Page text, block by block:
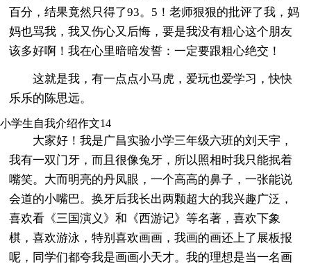
百分，结果竟然只得了93。5！老师狠狠的批评了我，妈
妈也骂我，我又伤心又后悔，要是我没有粗心这个朋友
该多好啊！我在心里暗暗发誓：一定要跟粗心绝交！
这就是我，有一点点小马虎，爱玩也爱学习，快快
乐乐的陈思远。
小学生自我介绍作文14
大家好！我是广昌实验小学三年级六班的刘天宇，
我有一双门牙，而且很像兔牙，所以照相时我只能抿着
嘴笑。大而明亮的丹凤眼，一个高高的鼻子，一张能说
会道的小嘴巴。换牙后我长出两颗超大的我兴趣广泛，
喜欢看《三国演义》和《西游记》等名著，喜欢下象
棋，喜欢游泳，特别喜欢画画，我画的画还上了展板报
呢，同学们都夸我是画画小天才。我的理想是当一名画